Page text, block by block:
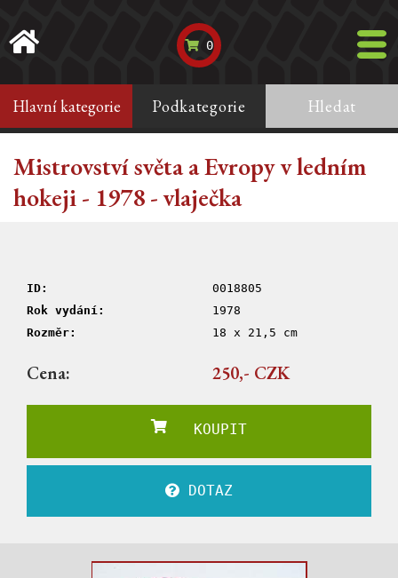
0
Hlavní kategorie Podkategorie Hledat
Mistrovství světa a Evropy v ledním
hokeji - 1978 - vlaječka
ID:
0018805
Rok vydání:
1978
Rozměr:
18 x 21,5 cm
Cena: 250,- CZK
KOUPIT
DOTAZ